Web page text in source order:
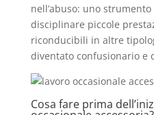
nell’abuso: uno
disciplinare piccole
riconducibili in altre
diventato confusionario e
Cosa fare prima